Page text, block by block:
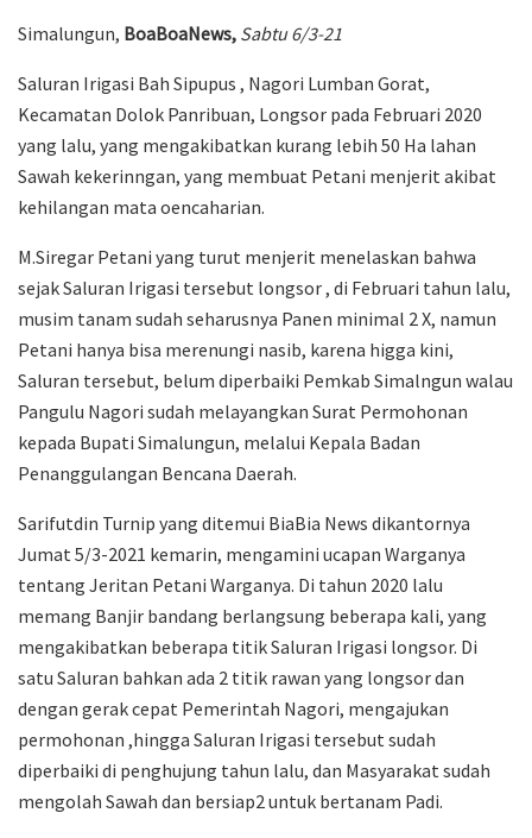
Simalungun, BoaBoaNews, Sabtu 6/3-21
Saluran Irigasi Bah Sipupus , Nagori Lumban Gorat,
Kecamatan Dolok Panribuan, Longsor pada Februari 2020
yang lalu, yang mengakibatkan kurang lebih 50 Ha lahan
Sawah kekerinngan, yang membuat Petani menjerit akibat
kehilangan mata oencaharian.
M.Siregar Petani yang turut menjerit menelaskan bahwa
sejak Saluran Irigasi tersebut longsor , di Februari tahun lalu,
musim tanam sudah seharusnya Panen minimal 2 X, namun
Petani hanya bisa merenungi nasib, karena higga kini,
Saluran tersebut, belum diperbaiki Pemkab Simalngun walau
Pangulu Nagori sudah melayangkan Surat Permohonan
kepada Bupati Simalungun, melalui Kepala Badan
Penanggulangan Bencana Daerah.
Sarifutdin Turnip yang ditemui BiaBia News dikantornya
Jumat 5/3-2021 kemarin, mengamini ucapan Warganya
tentang Jeritan Petani Warganya. Di tahun 2020 lalu
memang Banjir bandang berlangsung beberapa kali, yang
mengakibatkan beberapa titik Saluran Irigasi longsor. Di
satu Saluran bahkan ada 2 titik rawan yang longsor dan
dengan gerak cepat Pemerintah Nagori, mengajukan
permohonan ,hingga Saluran Irigasi tersebut sudah
diperbaiki di penghujung tahun lalu, dan Masyarakat sudah
mengolah Sawah dan bersiap2 untuk bertanam Padi.